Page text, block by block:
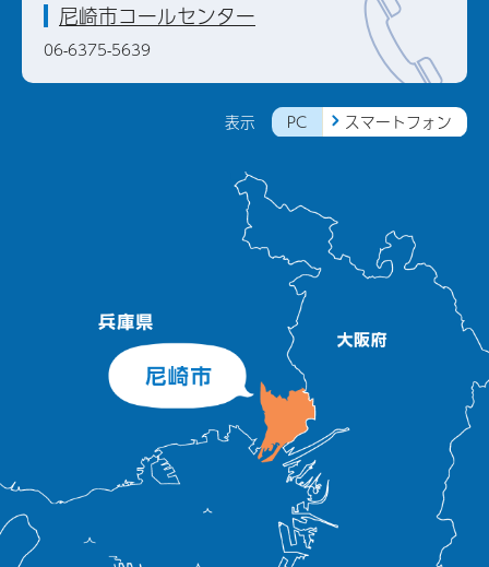
表示 PC スマートフォン
尼崎市コールセンター
06-6375-5639